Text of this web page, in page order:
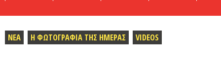
ΝΕΑ Η ΦΩΤΟΓΡΑΦΙΑ ΤΗΣ ΗΜΕΡΑΣ VIDEOS